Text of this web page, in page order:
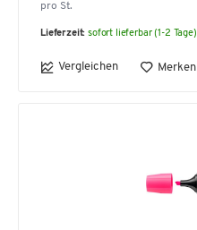
pro St.
Lieferzeit: sofort lieferbar (1-2 Tage)
Vergleichen Merken